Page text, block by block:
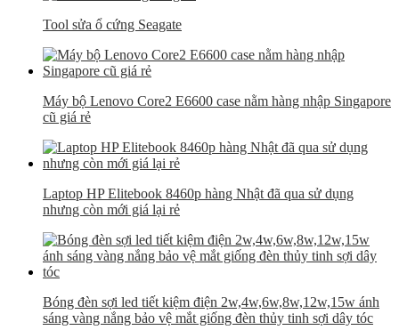
Tool sửa ổ cứng Seagate
Máy bộ Lenovo Core2 E6600 case nằm hàng nhập Singapore
cũ giá rẻ
Laptop HP Elitebook 8460p hàng Nhật đã qua sử dụng
nhưng còn mới giá lại rẻ
Bóng đèn sợi led tiết kiệm điện 2w,4w,6w,8w,12w,15w ánh
sáng vàng nắng bảo vệ mắt giống đèn thủy tinh sợi dây tóc